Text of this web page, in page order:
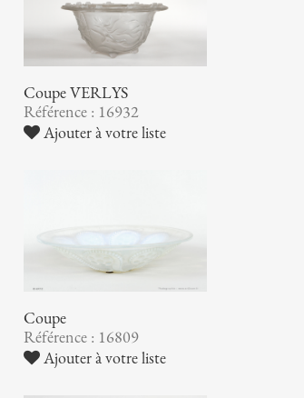
Coupe VERLYS
Référence : 16932
Ajouter à votre liste
Coupe
Référence : 16809
Ajouter à votre liste